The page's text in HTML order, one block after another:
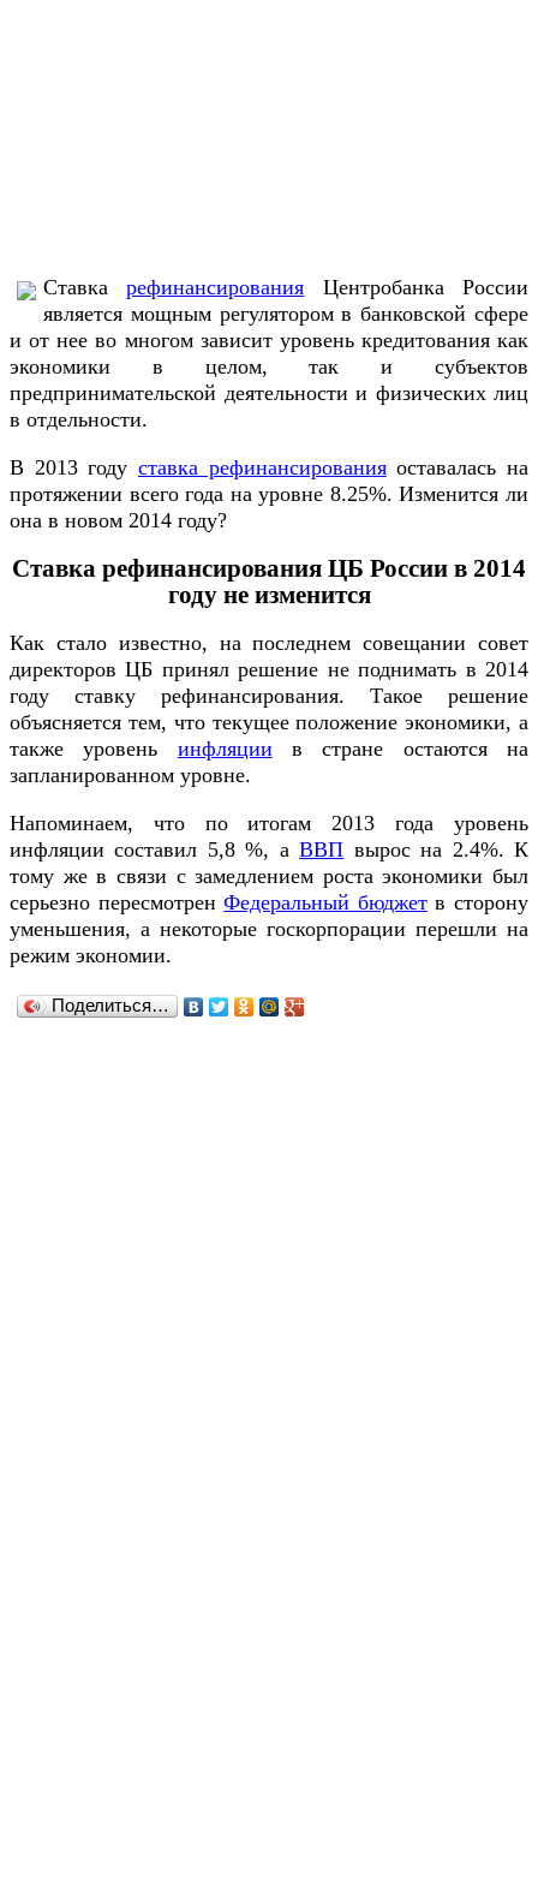
Ставкарефинансирования Центробанка России
является мощным регулятором в банковской сфере
и от нее во многом зависит уровень кредитования как
экономики в целом, так и субъектов
предпринимательской деятельности и физических лиц
в отдельности.
В 2013 году ставка рефинансированияоставалась на
протяжении всего года на уровне 8.25%. Изменится ли
она в новом 2014 году?
Ставка рефинансирования ЦБ России в 2014
году не изменится
Как стало известно, на последнем совещании совет
директоров ЦБ принял решение не поднимать в 2014
году ставку рефинансирования. Такое решение
объясняется тем, что текущее положение экономики, а
также уровень инфляции в стране остаются на
запланированном уровне.
Напоминаем, что по итогам 2013 года уровень
инфляции составил 5,8 %, аВВП вырос на 2.4%. К
тому же в связи с замедлением роста экономики был
серьезно пересмотренФедеральный бюджетв сторону
уменьшения, а некоторые госкорпорации перешли на
режим экономии.
Поделиться…